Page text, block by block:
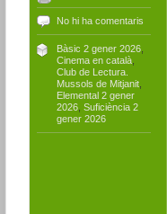
No hi ha comentaris
Bàsic 2 gener 2026,
Cinema en català,
Club de Lectura.
Mussols de Mitjanit,
Elemental 2 gener
2026, Suficiència 2
gener 2026